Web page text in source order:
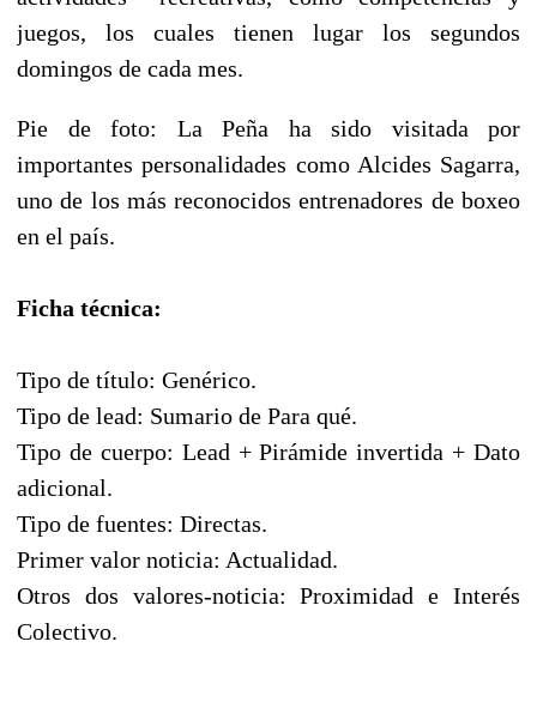
juegos, los cuales tienen lugar los segundos
domingos de cada mes.
Pie de foto: La Peña ha sido visitada por
importantes personalidades como Alcides Sagarra,
uno de los más reconocidos entrenadores de boxeo
en el país.
Ficha técnica:
Tipo de título: Genérico.
Tipo de lead: Sumario de Para qué.
Tipo de cuerpo: Lead + Pirámide invertida + Dato
adicional.
Tipo de fuentes: Directas.
Primer valor noticia: Actualidad.
Otros dos valores-noticia: Proximidad e Interés
Colectivo.